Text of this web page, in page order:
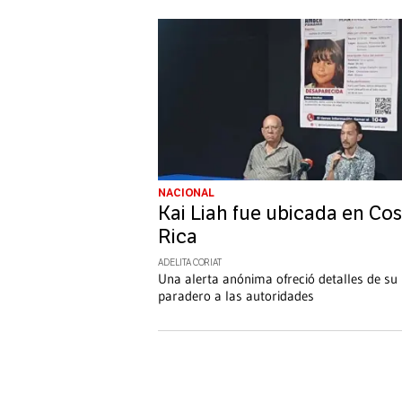
NACIONAL
Kai Liah fue ubicada en
Rica
ADELITA CORIAT
Una alerta anónima ofreció detalles de su
paradero a las autoridades